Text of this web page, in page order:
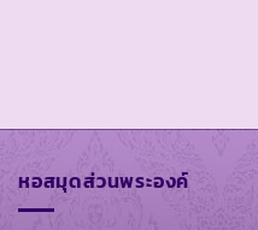
หอสมุดส่วนพระองค์